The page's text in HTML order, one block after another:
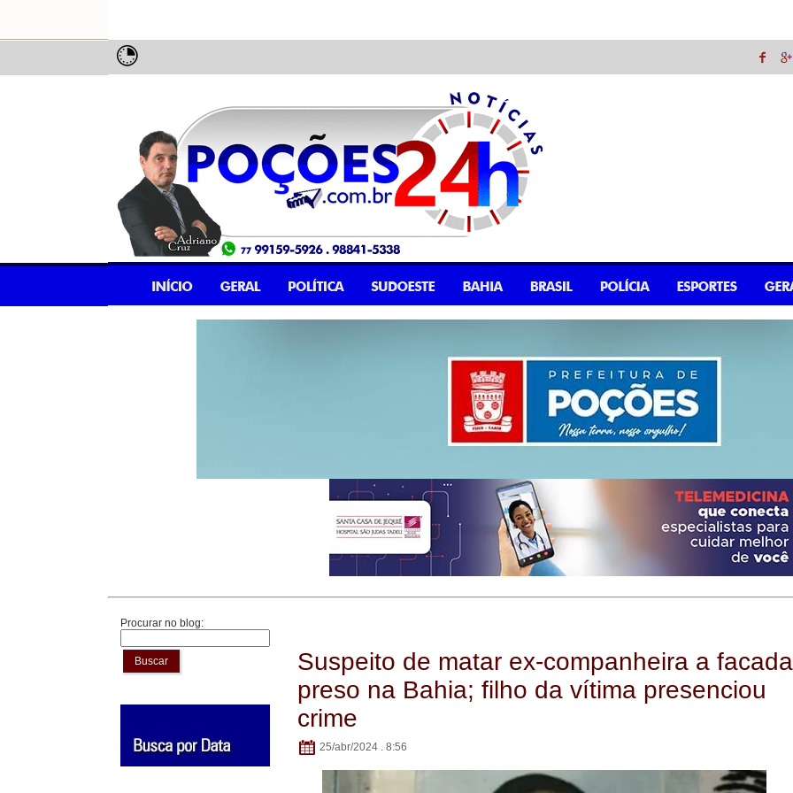
Procurar no blog:
Buscar
Suspeito de matar ex-companheira a
preso na Bahia; filho da vítima presenciou
crime
25/abr/2024 . 8:56